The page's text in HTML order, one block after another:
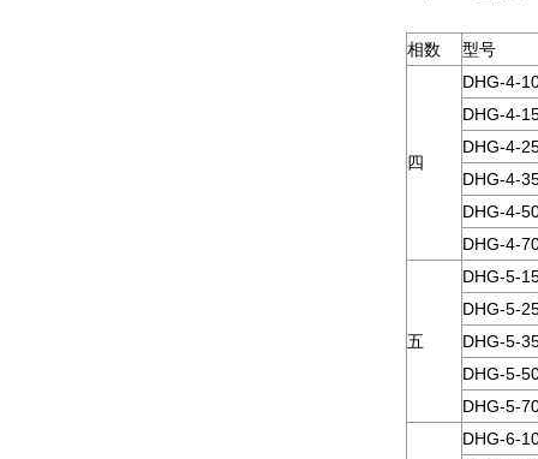
相数 型号
四
DHG-4-
DHG-4-
DHG-4-
DHG-4-
DHG-4-
DHG-4-
五
DHG-5-
DHG-5-
DHG-5-
DHG-5-
DHG-5-
DHG-6-